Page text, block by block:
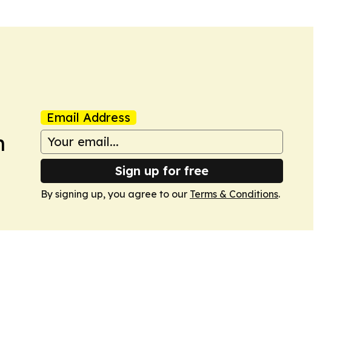
Email Address
Sign up for free
By signing up, you agree to our Terms & Conditions.